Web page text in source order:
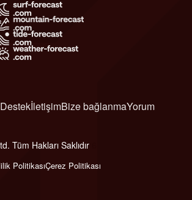
DestekİletişimBize bağlanmaYorum
Tüm Hakları Saklıdır
PolitikasıÇerez Politikası